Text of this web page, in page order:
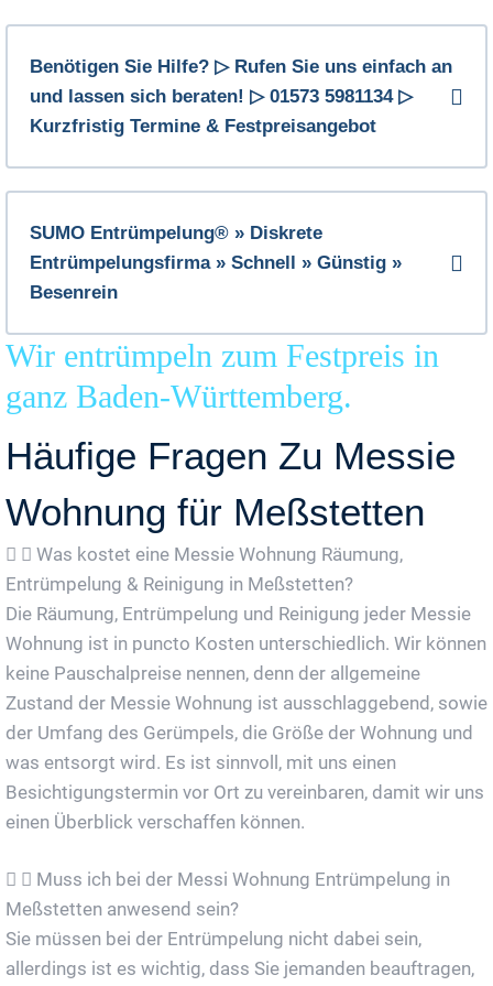
Benötigen Sie Hilfe? ▷ Rufen Sie uns einfach an
und lassen sich beraten! ▷ 01573 5981134 ▷
Kurzfristig Termine & Festpreisangebot
SUMO Entrümpelung® » Diskrete
Entrümpelungsfirma » Schnell » Günstig »
Besenrein
Wir entrümpeln zum Festpreis in
ganz Baden-Württemberg.
Häufige Fragen Zu Messie
Wohnung für Meßstetten
Was kostet eine Messie Wohnung Räumung,
Entrümpelung & Reinigung in Meßstetten?
Die Räumung, Entrümpelung und Reinigung jeder Messie
Wohnung ist in puncto Kosten unterschiedlich. Wir können
keine Pauschalpreise nennen, denn der allgemeine
Zustand der Messie Wohnung ist ausschlaggebend, sowie
der Umfang des Gerümpels, die Größe der Wohnung und
was entsorgt wird. Es ist sinnvoll, mit uns einen
Besichtigungstermin vor Ort zu vereinbaren, damit wir uns
einen Überblick verschaffen können.
Muss ich bei der Messi Wohnung Entrümpelung in
Meßstetten anwesend sein?
Sie müssen bei der Entrümpelung nicht dabei sein,
allerdings ist es wichtig, dass Sie jemanden beauftragen,